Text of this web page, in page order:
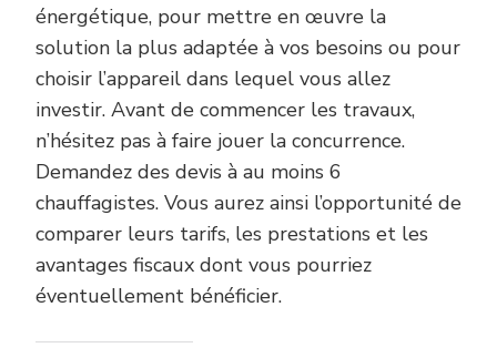
énergétique, pour mettre en œuvre la
solution la plus adaptée à vos besoins ou pour
choisir l’appareil dans lequel vous allez
investir. Avant de commencer les travaux,
n’hésitez pas à faire jouer la concurrence.
Demandez des devis à au moins 6
chauffagistes. Vous aurez ainsi l’opportunité de
comparer leurs tarifs, les prestations et les
avantages fiscaux dont vous pourriez
éventuellement bénéficier.